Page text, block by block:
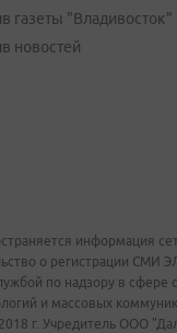
газеты "Владивосток"
новостей
информация
о регистрации СМИ
по надзору в сфере
и массовых
г. Учредитель ООО